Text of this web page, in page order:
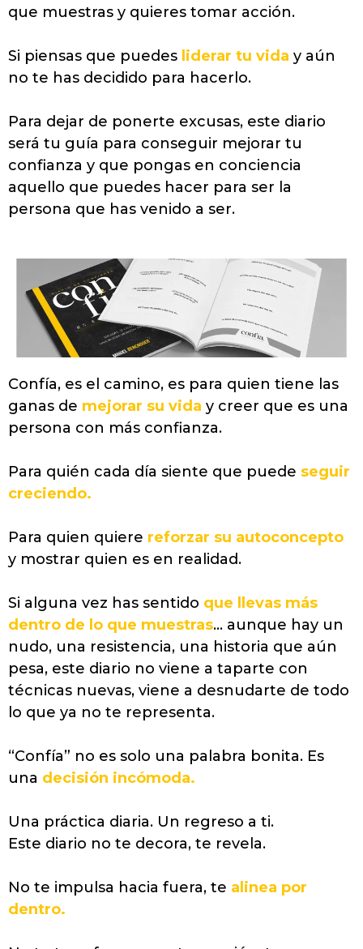
que muestras y quieres tomar acción.
Si piensas que puedes liderar tu vida y aún
no te has decidido para hacerlo.
Para dejar de ponerte excusas, este diario
será tu guía para conseguir mejorar tu
confianza y que pongas en conciencia
aquello que puedes hacer para ser la
persona que has venido a ser.
Confía, es el camino, es para quien tiene las
ganas de mejorar su vida y creer que es una
persona con más confianza.
Para quién cada día siente que puede seguir
creciendo.
Para quien quiere reforzar su autoconcepto
y mostrar quien es en realidad.
Si alguna vez has sentido que llevas más
dentro de lo que muestras… aunque hay un
nudo, una resistencia, una historia que aún
pesa, este diario no viene a taparte con
técnicas nuevas, viene a desnudarte de todo
lo que ya no te representa.
“Confía” no es solo una palabra bonita. Es
una decisión incómoda.
Una práctica diaria. Un regreso a ti.
Este diario no te decora, te revela.
No te impulsa hacia fuera, te alinea por
dentro.